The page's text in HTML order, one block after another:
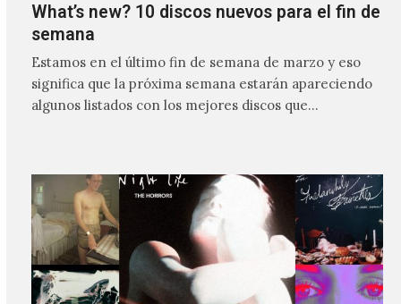
What’s new? 10 discos nuevos para el fin de
semana
Estamos en el último fin de semana de marzo y eso
significa que la próxima semana estarán apareciendo
algunos listados con los mejores discos que…